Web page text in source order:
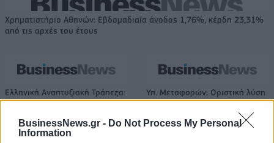
BusinessNews.gr - Do Not Process My Personal
Information
Χρηματιστήριο Αθηνών: Εβδομαδιαία άνοδος 1,76%, κέρδη 23,31%
από τις αρχές του έτους
Ελληνική Αναπτυξιακή Τράπεζα:
Με «προίκα» 2 δισ. ευρώ
δισ. σε μικρομεσαίες
Υπ. Μεταφορών: Οριστική λύση
στο ζήτημα των πινακίδων
κυκλοφορίας - Τέλος στις
χρονοβόρες διαδικασίες